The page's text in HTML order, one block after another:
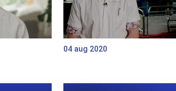
04 aug 2020